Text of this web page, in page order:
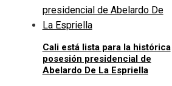
Cali está lista para la histórica
posesión presidencial de
Abelardo De La Espriella